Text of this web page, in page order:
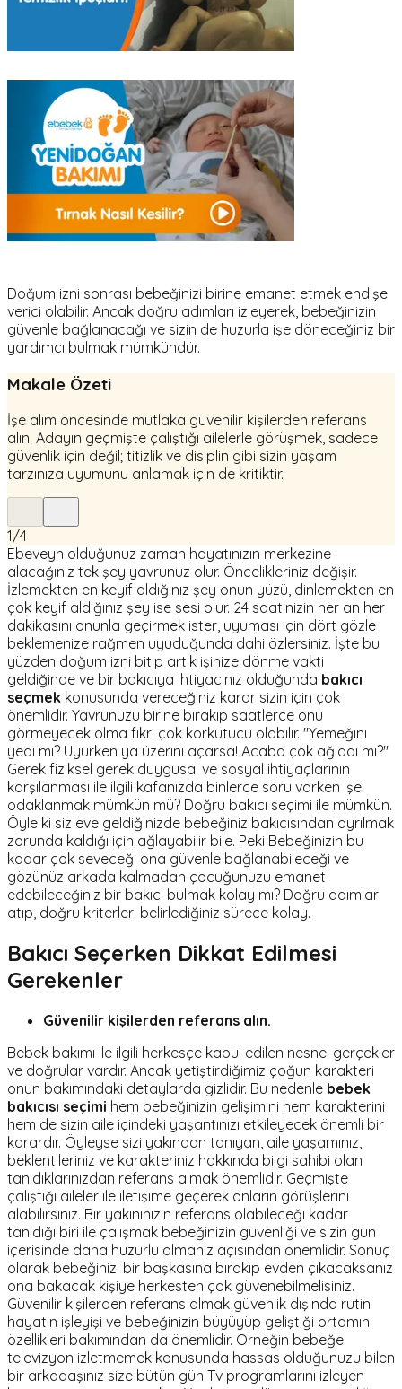
Doğum izni sonrası bebeğinizi birine emanet etmek endişe
verici olabilir. Ancak doğru adımları izleyerek, bebeğinizin
güvenle bağlanacağı ve sizin de huzurla işe döneceğiniz bir
yardımcı bulmak mümkündür.
Makale Özeti
İşe alım öncesinde mutlaka güvenilir kişilerden referans
alın. Adayın geçmişte çalıştığı ailelerle görüşmek, sadece
güvenlik için değil; titizlik ve disiplin gibi sizin yaşam
tarzınıza uyumunu anlamak için de kritiktir.
1/4
Ebeveyn olduğunuz zaman hayatınızın merkezine
alacağınız tek şey yavrunuz olur. Öncelikleriniz değişir.
İzlemekten en keyif aldığınız şey onun yüzü, dinlemekten en
çok keyif aldığınız şey ise sesi olur. 24 saatinizin her an her
dakikasını onunla geçirmek ister, uyuması için dört gözle
beklemenize rağmen uyuduğunda dahi özlersiniz. İşte bu
yüzden doğum izni bitip artık işinize dönme vakti
geldiğinde ve bir bakıcıya ihtiyacınız olduğunda bakıcı
seçmek konusunda vereceğiniz karar sizin için çok
önemlidir. Yavrunuzu birine bırakıp saatlerce onu
görmeyecek olma fikri çok korkutucu olabilir. "Yemeğini
yedi mi? Uyurken ya üzerini açarsa! Acaba çok ağladı mı?"
Gerek fiziksel gerek duygusal ve sosyal ihtiyaçlarının
karşılanması ile ilgili kafanızda binlerce soru varken işe
odaklanmak mümkün mü? Doğru bakıcı seçimi ile mümkün.
Öyle ki siz eve geldiğinizde bebeğiniz bakıcısından ayrılmak
zorunda kaldığı için ağlayabilir bile. Peki Bebeğinizin bu
kadar çok seveceği ona güvenle bağlanabileceği ve
gözünüz arkada kalmadan çocuğunuzu emanet
edebileceğiniz bir bakıcı bulmak kolay mı? Doğru adımları
atıp, doğru kriterleri belirlediğiniz sürece kolay.
Bakıcı Seçerken Dikkat Edilmesi
Gerekenler
Güvenilir kişilerden referans alın.
Bebek bakımı ile ilgili herkesçe kabul edilen nesnel gerçekler
ve doğrular vardır. Ancak yetiştirdiğimiz çoğun karakteri
onun bakımındaki detaylarda gizlidir. Bu nedenle bebek
bakıcısı seçimi hem bebeğinizin gelişimini hem karakterini
hem de sizin aile içindeki yaşantınızı etkileyecek önemli bir
karardır. Öyleyse sizi yakından tanıyan, aile yaşamınız,
beklentileriniz ve karakteriniz hakkında bilgi sahibi olan
tanıdıklarınızdan referans almak önemlidir. Geçmişte
çalıştığı aileler ile iletişime geçerek onların görüşlerini
alabilirsiniz. Bir yakınınızın referans olabileceği kadar
tanıdığı biri ile çalışmak bebeğinizin güvenliği ve sizin gün
içerisinde daha huzurlu olmanız açısından önemlidir. Sonuç
olarak bebeğinizi bir başkasına bırakıp evden çıkacaksanız
ona bakacak kişiye herkesten çok güvenebilmelisiniz.
Güvenilir kişilerden referans almak güvenlik dışında rutin
hayatın işleyişi ve bebeğinizin büyüyüp geliştiği ortamın
özellikleri bakımından da önemlidir. Örneğin bebeğe
televizyon izletmemek konusunda hassas olduğunuzu bilen
bir arkadaşınız size bütün gün Tv programlarını izleyen